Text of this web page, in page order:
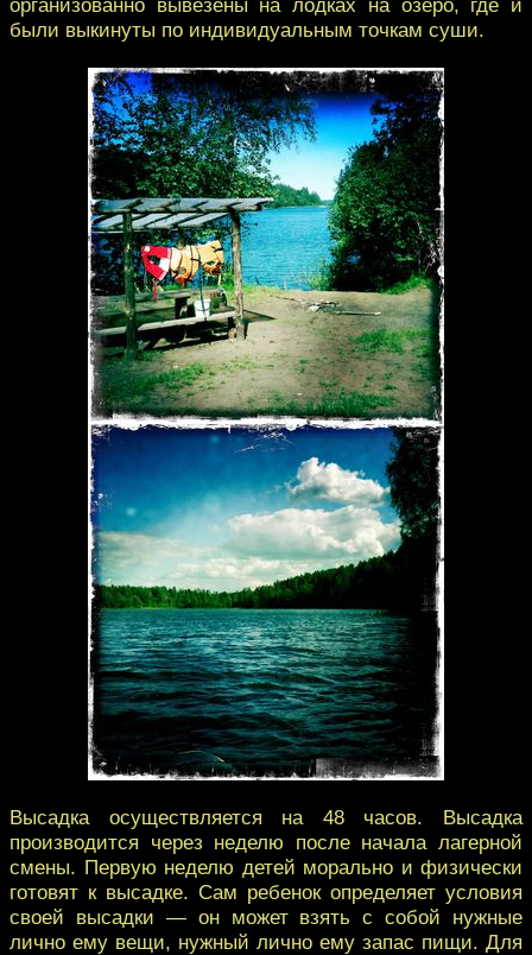
организованно вывезены на лодках на озеро, где и
были выкинуты по индивидуальным точкам суши.
Высадка осуществляется на 48 часов. Высадка
производится через неделю после начала лагерной
смены. Первую неделю детей морально и физически
готовят к высадке. Сам ребенок определяет условия
своей высадки — он может взять с собой нужные
лично ему вещи, нужный лично ему запас пищи. Для